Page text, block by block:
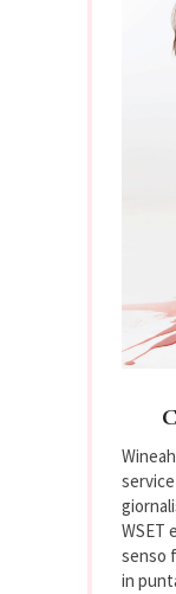
WSET
senso
in